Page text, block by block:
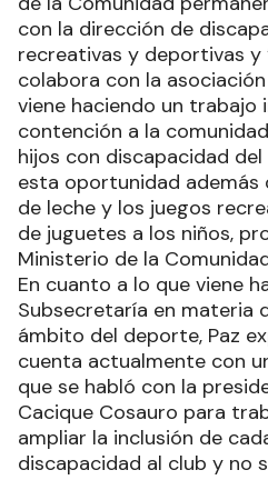
con la dirección de
recreativas y deportivas y
colabora con la
viene haciendo un
contención a la
hijos con discapacidad del
esta oportunidad además
de leche y los juegos
de juguetes a los niños,
Ministerio de la
En cuanto a lo que viene
Subsecretaría en materia
ámbito del deporte, Paz
cuenta actualmente con
que se habló con la
Cacique Cosauro para
ampliar la inclusión de
discapacidad al club y no